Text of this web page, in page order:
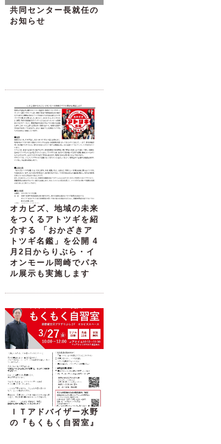
共同センター長就任の
お知らせ
オカビズ、地域の未来
をつくるアトツギを紹
介する 「おかざきア
トツギ名鑑」を公開 4
月2日からりぶら・イ
オンモール岡崎でパネ
ル展示も実施します
ＩＴアドバイザー水野
の『もくもく自習室』